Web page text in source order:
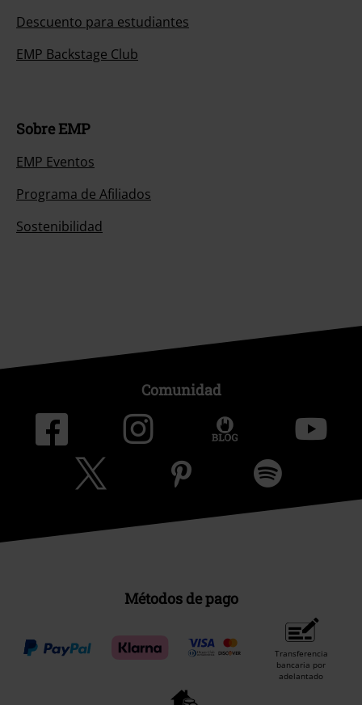
Descuento para estudiantes
EMP Backstage Club
Sobre EMP
EMP Eventos
Programa de Afiliados
Sostenibilidad
Comunidad
Métodos de pago
Transferencia
bancaria por
adelantado